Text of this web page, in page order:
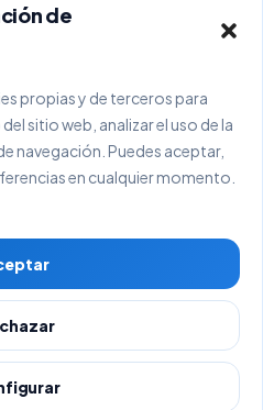
de
propias y de terceros para
sitio web, analizar el uso de la
navegación. Puedes aceptar,
en cualquier momento.
reservados.